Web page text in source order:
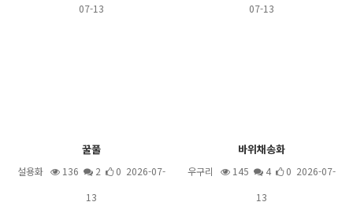
07-13
07-13
꿀풀
설용화 136 2
0 2026-07-
13
바위채송화
우구리 145 4
0 2026-07-
13